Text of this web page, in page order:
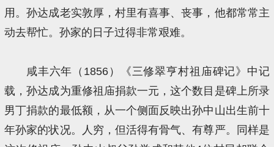
用。孙达成老实敦厚，村里有喜事、丧事，他都常常主
动去帮忙。孙家的日子过得非常艰难。
咸丰六年（1856）《三修翠亨村祖庙碑记》中记
载，孙达成为重修祖庙捐款一元，这个数目是碑上所录
男丁捐款的最低额，从一个侧面反映出孙中山出生前十
年孙家的状况。人穷，但活得有骨气、有尊严。同样是